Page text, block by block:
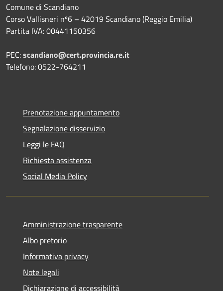
Comune di Scandiano
Corso Vallisneri nº6 – 42019 Scandiano (Reggio Emilia)
Partita IVA: 00441150356
PEC:scandiano@cert.provincia.re.it
Telefono: 0522-764211
Prenotazione appuntamento
Segnalazione disservizio
Leggi le FAQ
Richiesta assistenza
Social Media Policy
Amministrazione trasparente
Albo pretorio
Informativa privacy
Note legali
Dichiarazione di accessibilità